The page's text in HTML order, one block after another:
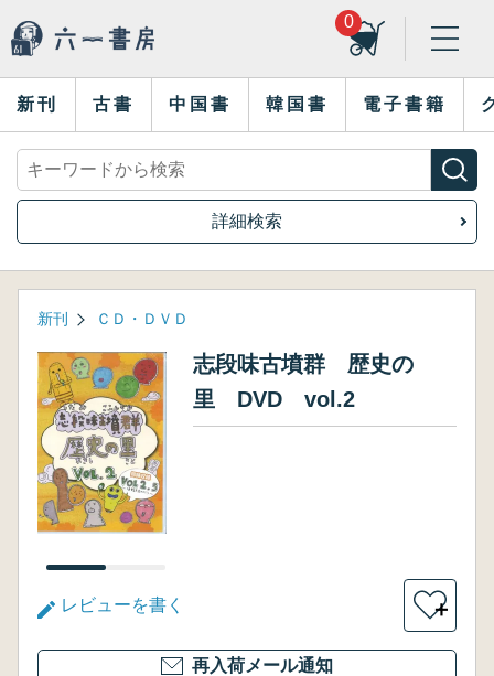
0
新刊 古書 中国書 韓国書 電子書籍
詳細検索
新刊 ＣＤ・ＤＶＤ
志段味古墳群 歴史の
里 DVD vol.2
レビューを書く ＋
再入荷メール通知